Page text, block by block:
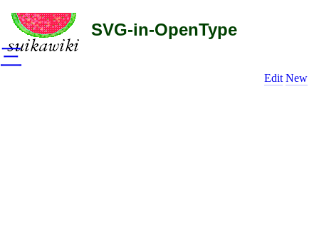
SVG-in-OpenType
Edit New
三